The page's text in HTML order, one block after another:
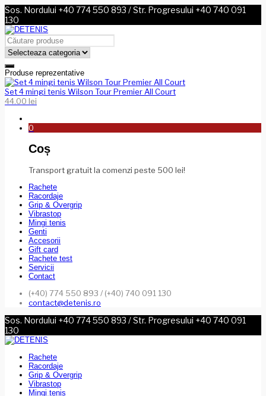
Sos. Nordului +40 774 550 893 / Str. Progresului +40 740 091
130
Produse reprezentative
Set 4 mingi tenis Wilson Tour Premier All Court
44.00 lei
0
Coș
Transport gratuit la comenzi peste 500 lei!
Rachete
Racordaje
Grip & Overgrip
Vibrastop
Mingi tenis
Genti
Accesorii
Gift card
Rachete test
Servicii
Contact
(+40) 774 550 893 / (+40) 740 091 130
contact@detenis.ro
Sos. Nordului +40 774 550 893 / Str. Progresului +40 740 091
130
Rachete
Racordaje
Grip & Overgrip
Vibrastop
Mingi tenis